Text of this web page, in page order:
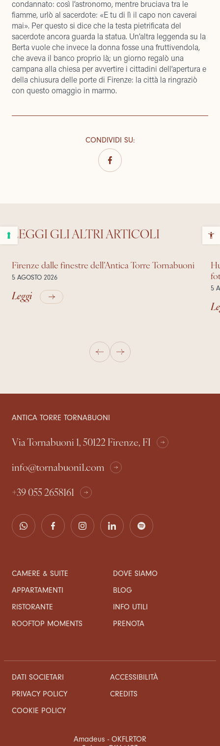
condannato: così l’astronomo, mentre bruciava tra le
fiamme, urlò al sacerdote: «E tu di lì il capo non caverai
mai». Per questo si dice che la testa pietrificata del
sacerdote ancora guarda la statua. Un’altra leggenda su la
Berta vuole che invece la donna fosse una fruttivendola,
che aveva il banco proprio là; un giorno regalò una
campana alla chiesa per avvertire i cittadini dell’apertura e
della chiusura delle porte di Firenze: la città la ringraziò
con questo omaggio in marmo.
CONDIVIDI SU:
LEGGI GLI ALTRI ARTICOLI
Firenze dalle finestre dell’Antica Torre Tornabuoni
5 AGOSTO 2026
Leggi 5
ANTICA TORRE TORNABUONI
Via Tornabuoni 1, 50122 Firenze, FI
info@tornabuoni1.com
+39 055 2658161
CAMERE & SUITE
APPARTAMENTI
RISTORANTE
ROOFTOP MOMENTS
DOVE SIAMO
BLOG
INFO UTILI
PRENOTA
DATI SOCIETARI
PRIVACY POLICY
COOKIE POLICY
ACCESSIBILITÀ
CREDITS
Amadeus - OKFLRTOR